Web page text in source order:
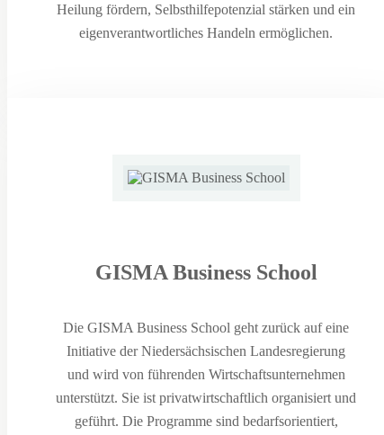
Heilung fördern, Selbsthilfepotenzial stärken und ein
eigenverantwortliches Handeln ermöglichen.
GISMA Business School
Die GISMA Business School geht zurück auf eine
Initiative der Niedersächsischen Landesregierung
und wird von führenden Wirtschaftsunternehmen
unterstützt. Sie ist privatwirtschaftlich organisiert und
geführt. Die Programme sind bedarfsorientiert,